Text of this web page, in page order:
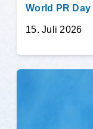
World PR Day
15. Juli 2026